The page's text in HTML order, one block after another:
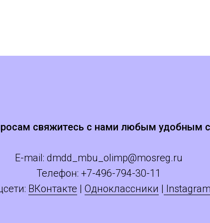
свяжитесь с нами любым удобным
E-mail: dmdd_mbu_olimp@mosreg.ru
Телефон: +7-496-794-30-11
ВКонтакте | Одноклассники | Instagram